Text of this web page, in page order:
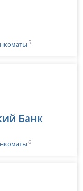
5
Банк
6